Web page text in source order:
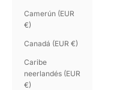
Camerún (EUR
€)
Canadá (EUR €)
Caribe
neerlandés (EUR
€)